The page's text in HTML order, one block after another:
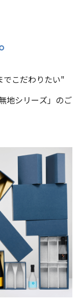
こだわりたい"
地シリーズ」のご